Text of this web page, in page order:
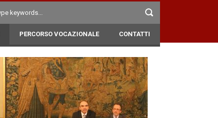
PERCORSO VOCAZIONALE CONTATTI